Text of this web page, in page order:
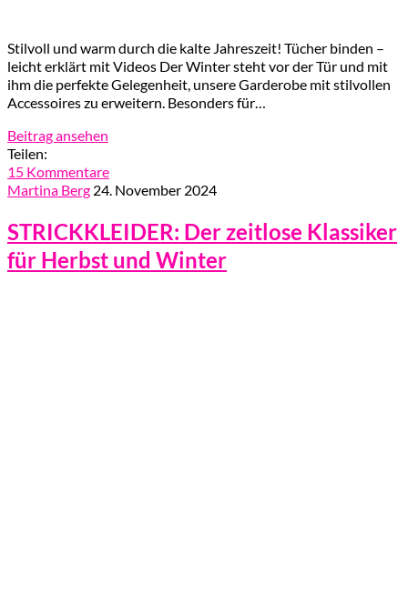
Stilvoll und warm durch die kalte Jahreszeit! Tücher binden –
leicht erklärt mit Videos Der Winter steht vor der Tür und mit
ihm die perfekte Gelegenheit, unsere Garderobe mit stilvollen
Accessoires zu erweitern. Besonders für…
Beitrag ansehen
Teilen:
15 Kommentare
Martina Berg 24. November 2024
STRICKKLEIDER: Der zeitlose Klassiker
für Herbst und Winter